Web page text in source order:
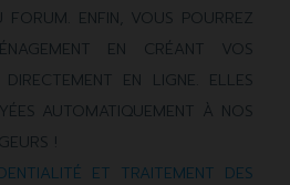
FORUM. ENFIN, VOUS POURREZ
EN CRÉANT VOS
EN LIGNE. ELLES
AUTOMATIQUEMENT À NOS
!
ET TRAITEMENT DES